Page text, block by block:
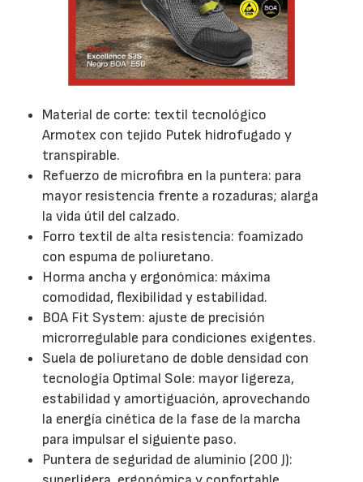
Material de corte: textil tecnológico
Armotex con tejido Putek hidrofugado y
transpirable.
Refuerzo de microfibra en la puntera: para
mayor resistencia frente a rozaduras; alarga
la vida útil del calzado.
Forro textil de alta resistencia: foamizado
con espuma de poliuretano.
Horma ancha y ergonómica: máxima
comodidad, flexibilidad y estabilidad.
BOA Fit System: ajuste de precisión
microrregulable para condiciones exigentes.
Suela de poliuretano de doble densidad con
tecnología Optimal Sole: mayor ligereza,
estabilidad y amortiguación, aprovechando
la energía cinética de la fase de la marcha
para impulsar el siguiente paso.
Puntera de seguridad de aluminio (200 J):